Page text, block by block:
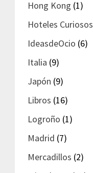
Hong Kong (1)
Hoteles Curiosos
IdeasdeOcio (6)
Italia (9)
Japón (9)
Libros (16)
Logroño (1)
Madrid (7)
Mercadillos (2)